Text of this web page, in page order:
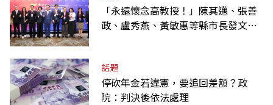
「永遠懷念高教授！」陳其邁、張善
政、盧秀燕、黃敏惠等縣市長發文弔
話題
停砍年金若違憲，要追回差額？政
院：判決後依法處理